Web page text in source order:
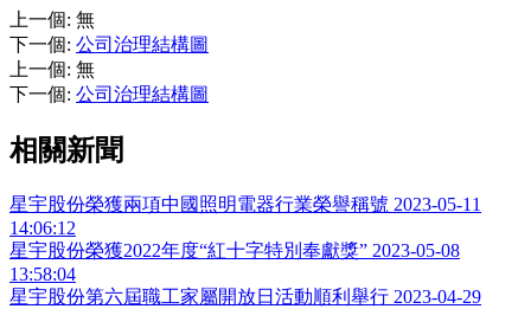
上一個: 無
下一個: 公司治理結構圖
上一個: 無
下一個: 公司治理結構圖
相關新聞
星宇股份榮獲兩項中國照明電器行業榮譽稱號 2023-05-11
14:06:12
星宇股份榮獲2022年度“紅十字特別奉獻獎” 2023-05-08
13:58:04
星宇股份第六屆職工家屬開放日活動順利舉行 2023-04-29